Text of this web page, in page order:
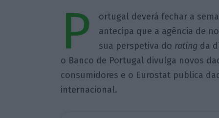
P
ortugal deverá fechar a
antecipa que a agência de
sua perspetiva do rating da
o Banco de Portugal divulga novos
consumidores e o Eurostat publica
internacional.